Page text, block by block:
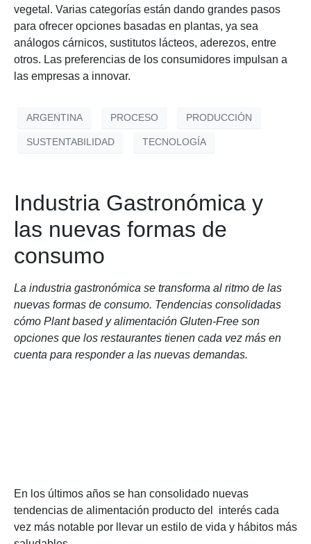
vegetal. Varias categorías están dando grandes pasos
para ofrecer opciones basadas en plantas, ya sea
análogos cárnicos, sustitutos lácteos, aderezos, entre
otros. Las preferencias de los consumidores impulsan a
las empresas a innovar.
ARGENTINA PROCESO PRODUCCIÓN
SUSTENTABILIDAD TECNOLOGÍA
Industria Gastronómica y
las nuevas formas de
consumo
La industria gastronómica se transforma al ritmo de las
nuevas formas de consumo. Tendencias consolidadas
cómo Plant based y alimentación Gluten-Free son
opciones que los restaurantes tienen cada vez más en
cuenta para responder a las nuevas demandas.
En los últimos años se han consolidado nuevas
tendencias de alimentación producto del interés cada
vez más notable por llevar un estilo de vida y hábitos más